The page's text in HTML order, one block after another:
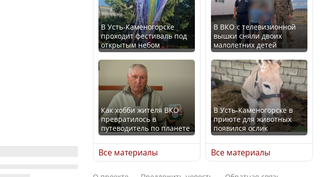
Қазақстан Орталық Азия
елдері арасында әл-ауқат
индексінде көш бастады
Казахстан возглавил
рейтинг благополучия
среди стран Центральной
Азии
Трамп официально
вступил в должность
президента США
Луну признали объектом
культурного наследия,
находящегося под
угрозой исчезновения
В Усть-Каменогорске
проходит фестиваль под
открытым небом
Как хобби жителя ВКО
превратилось в
путеводитель по планете
Все материалы
В ВКО с телевизионной
вышки сняли двоих
малолетних детей
В Усть-Каменогорске в
приюте для животных
появился ослик
Все материалы